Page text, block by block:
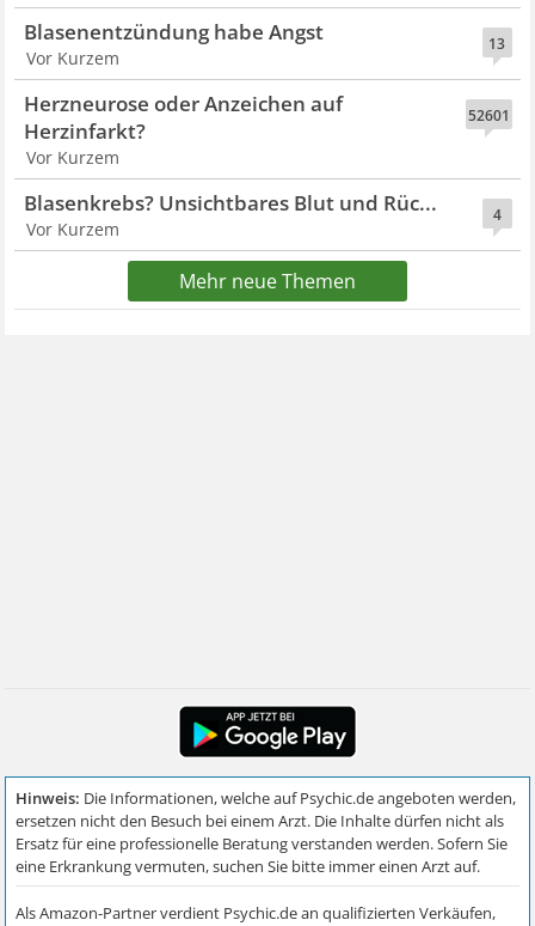
13
Blasenentzündung habe Angst
Vor Kurzem
52601
Herzneurose oder Anzeichen auf
Herzinfarkt?
Vor Kurzem
4
Blasenkrebs? Unsichtbares Blut und Rüc...
Vor Kurzem
Mehr neue Themen